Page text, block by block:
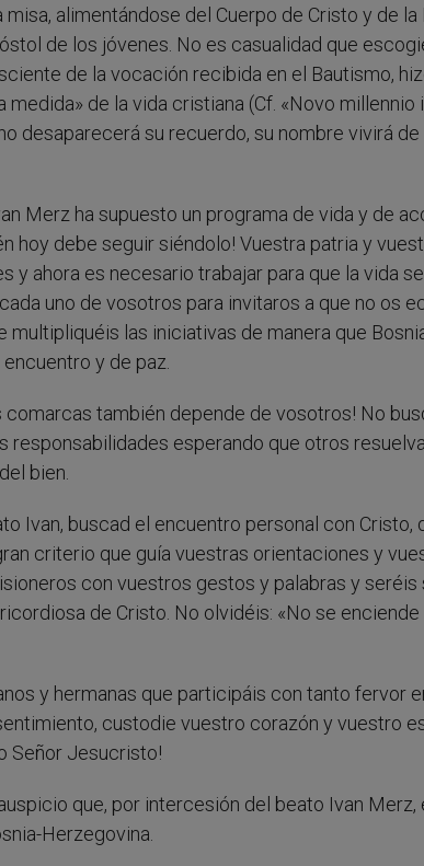
misa, alimentándose del Cuerpo de Cristo y de
de los jóvenes. No es casualidad que
de la vocación recibida en el Bautismo,
medida» de la vida cristiana (Cf. «Novo
desaparecerá su recuerdo, su nombre vivirá
Merz ha supuesto un programa de vida y de
hoy debe seguir siéndolo! Vuestra patria y
y ahora es necesario trabajar para que la vida
uno de vosotros para invitaros a que no os
multipliquéis las iniciativas de manera que
y de paz.
comarcas también depende de vosotros! No
responsabilidades esperando que otros
bien.
Ivan, buscad el encuentro personal con Cristo,
criterio que guía vuestras orientaciones y
con vuestros gestos y palabras y
de Cristo. No olvidéis: «No se
y hermanas que participáis con tanto fervor
custodie vuestro corazón y vuestro
Señor Jesucristo!
que, por intercesión del beato Ivan
Herzegovina.